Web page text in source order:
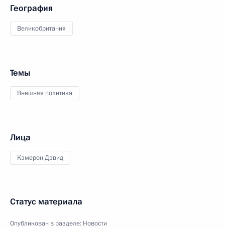
География
Великобритания
Темы
Внешняя политика
Лица
Кэмерон Дэвид
Статус материала
Опубликован в разделе: Новости